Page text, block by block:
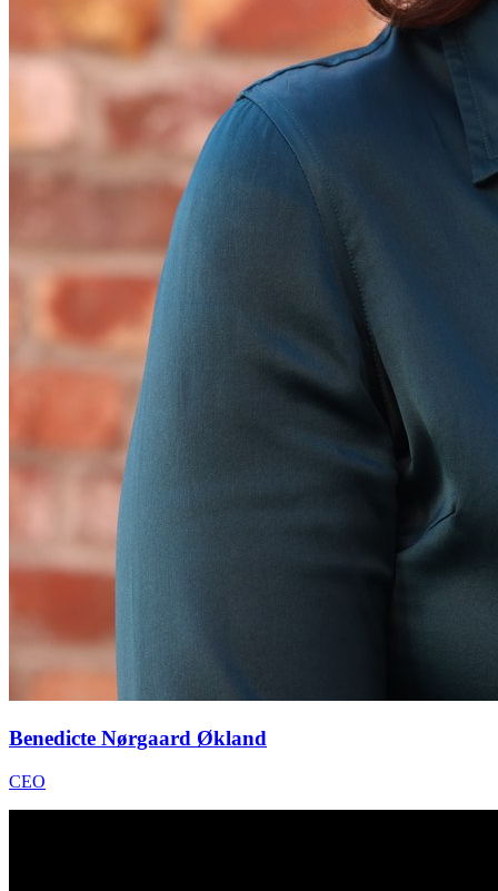
Benedicte Nørgaard Økland
CEO